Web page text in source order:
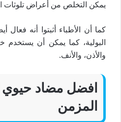
يمكن التخلص من أعراض تلوثات
كما أن الأطباء أثبتوا أنه فعال
البولية، كما يمكن أن يستخدم
والأذن، والأنف.
افضل مضاد حيوي
المزمن